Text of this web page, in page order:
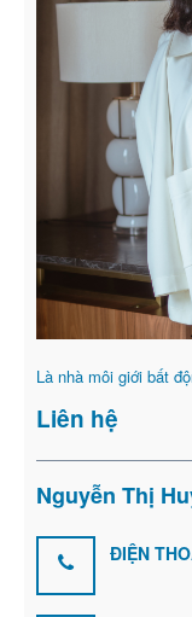
Là nhà môi giới bất
Liên hệ
Nguyễn Thị
ĐIỆN